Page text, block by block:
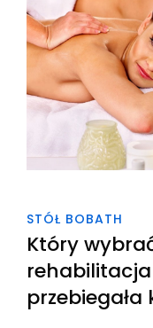
STÓŁ BOBATH
Który
rehabilitacja